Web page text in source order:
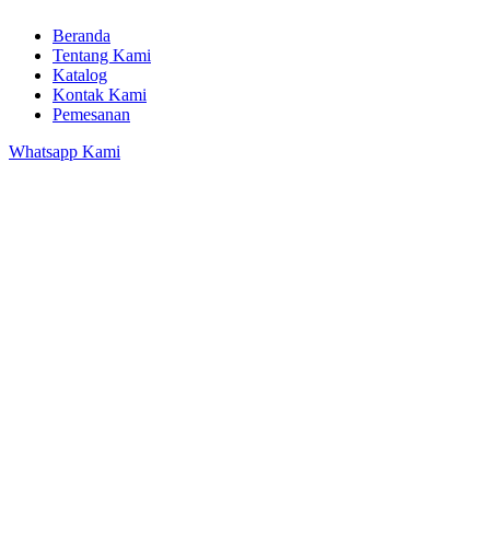
Beranda
Tentang Kami
Katalog
Kontak Kami
Pemesanan
Whatsapp Kami